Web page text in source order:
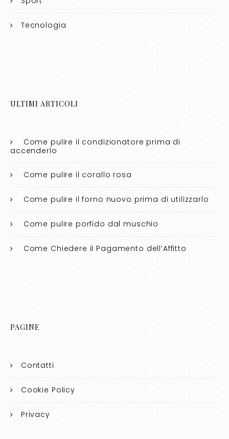
Tecnologia
ULTIMI ARTICOLI
Come pulire il condizionatore prima di
accenderlo​​
Come pulire il corallo rosa​​
Come pulire il forno nuovo prima di utilizzarlo​​
Come pulire porfido dal muschio​​
Come Chiedere il Pagamento dell’Affitto
PAGINE
Contatti
Cookie Policy
Privacy